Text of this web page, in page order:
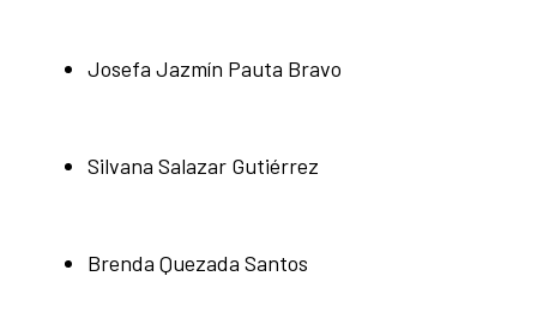
Josefa Jazmín Pauta Bravo
Silvana Salazar Gutiérrez
Brenda Quezada Santos